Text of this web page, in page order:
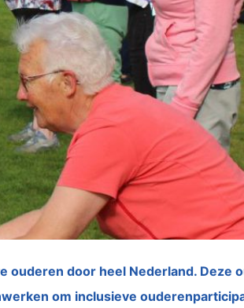
ouderen door heel Nederland. Deze
om inclusieve